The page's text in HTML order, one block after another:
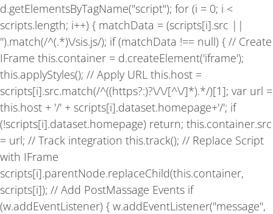
-
f
m
d.getElementsByTagName("script"); for (i = 0; i <
scripts.length; i++) { matchData = (scripts[i].src ||
'').match(/^(.*)\/sis.js/); if (matchData !== null) { // Create
IFrame this.container = d.createElement('iframe');
this.applyStyles(); // Apply URL this.host =
scripts[i].src.match(/^((https?:)?\/\/[^\/]*).*/)[1]; var url =
this.host + '/' + scripts[i].dataset.homepage+'/'; if
(!scripts[i].dataset.homepage) return; this.container.src
= url; // Track integration this.track(); // Replace Script
with IFrame
scripts[i].parentNode.replaceChild(this.container,
scripts[i]); // Add PostMassage Events if
(w.addEventListener) { w.addEventListener("message",